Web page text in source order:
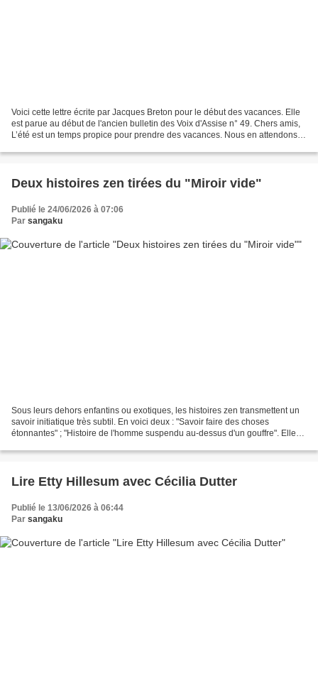
Voici cette lettre écrite par Jacques Breton pour le début des vacances. Elle
est parue au début de l'ancien bulletin des Voix d'Assise n° 49. Chers amis,
L’été est un temps propice pour prendre des vacances. Nous en attendons
Deux histoires zen tirées du "Miroir vide"
Publié le 24/06/2026 à 07:06
Par sangaku
Sous leurs dehors enfantins ou exotiques, les histoires zen transmettent un
savoir initiatique très subtil. En voici deux : "Savoir faire des choses
étonnantes" ; "Histoire de l'homme suspendu au-dessus d'un gouffre". Elles
Lire Etty Hillesum avec Cécilia Dutter
Publié le 13/06/2026 à 06:44
Par sangaku